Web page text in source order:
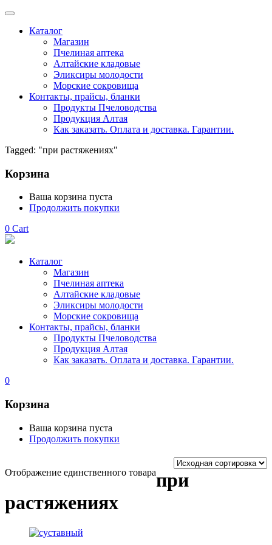
Каталог
Магазин
Пчелиная аптека
Алтайские кладовые
Эликсиры молодости
Морские сокровища
Контакты, прайсы, бланки
Продукты Пчеловодства
Продукция Алтая
Как заказать. Оплата и доставка. Гарантии.
Tagged: "при растяжениях"
Корзина
Ваша корзина пуста
Продолжить покупки
0 Cart
Каталог
Магазин
Пчелиная аптека
Алтайские кладовые
Эликсиры молодости
Морские сокровища
Контакты, прайсы, бланки
Продукты Пчеловодства
Продукция Алтая
Как заказать. Оплата и доставка. Гарантии.
0
Корзина
Ваша корзина пуста
Продолжить покупки
Отображение единственного товарапри
растяжениях